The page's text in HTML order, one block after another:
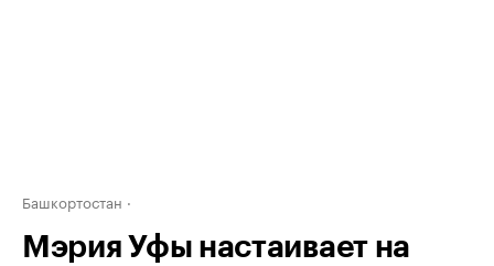
Башкортостан
Мэрия Уфы настаивает на